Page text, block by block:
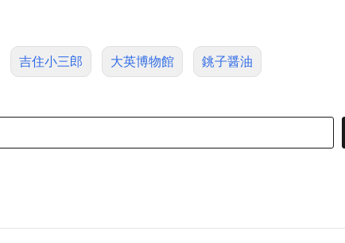
吉住小三郎 大英博物館 銚子醤油